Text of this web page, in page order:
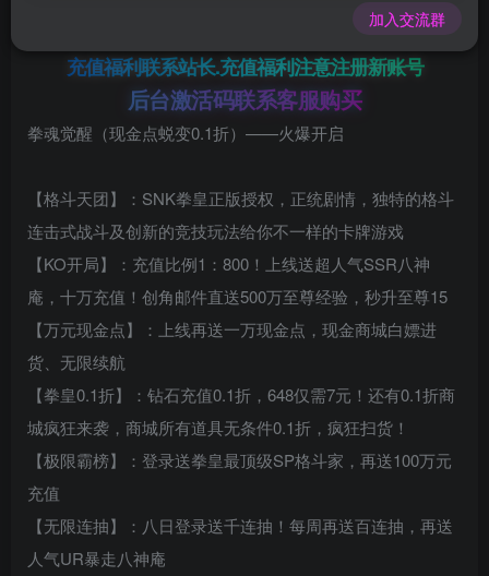
微信客服GMSY997
充值福利联系站长.充值福利注意注册新账号
后台激活码联系客服购买
拳魂觉醒（现金点蜕变0.1折）——火爆开启
【格斗天团】：SNK拳皇正版授权，正统剧情，独特的格斗
连击式战斗及创新的竞技玩法给你不一样的卡牌游戏
【KO开局】：充值比例1：800！上线送超人气SSR八神
庵，十万充值！创角邮件直送500万至尊经验，秒升至尊15
【万元现金点】：上线再送一万现金点，现金商城白嫖进
货、无限续航
【拳皇0.1折】：钻石充值0.1折，648仅需7元！还有0.1折商
城疯狂来袭，商城所有道具无条件0.1折，疯狂扫货！
【极限霸榜】：登录送拳皇最顶级SP格斗家，再送100万元
充值
【无限连抽】：八日登录送千连抽！每周再送百连抽，再送
人气UR暴走八神庵
加入交流群